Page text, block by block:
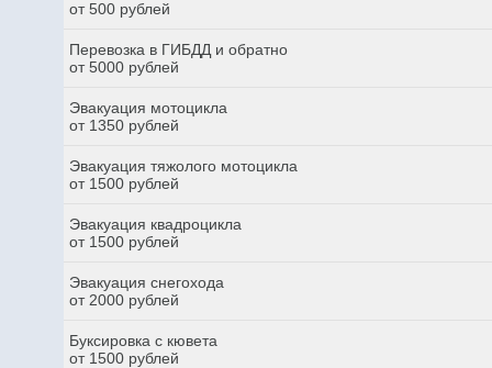
от 500 рублей
Перевозка в ГИБДД и обратно
от 5000 рублей
Эвакуация мотоцикла
от 1350 рублей
Эвакуация тяжолого мотоцикла
от 1500 рублей
Эвакуация квадроцикла
от 1500 рублей
Эвакуация снегохода
от 2000 рублей
Буксировка с кювета
от 1500 рублей